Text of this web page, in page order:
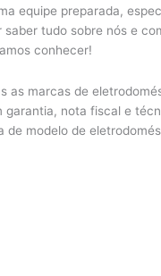
equipe preparada,
saber tudo sobre nós e
conhecer!
as marcas de
garantia, nota fiscal e
de modelo de